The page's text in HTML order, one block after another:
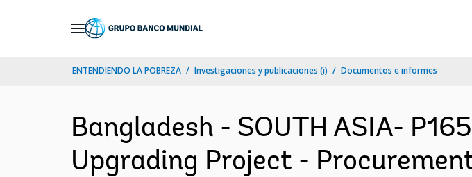
ENTENDIENDO LA POBREZA Investigaciones y publicaciones (i) Documentos e informes
Bangladesh - SOUTH ASIA-
Upgrading Project -